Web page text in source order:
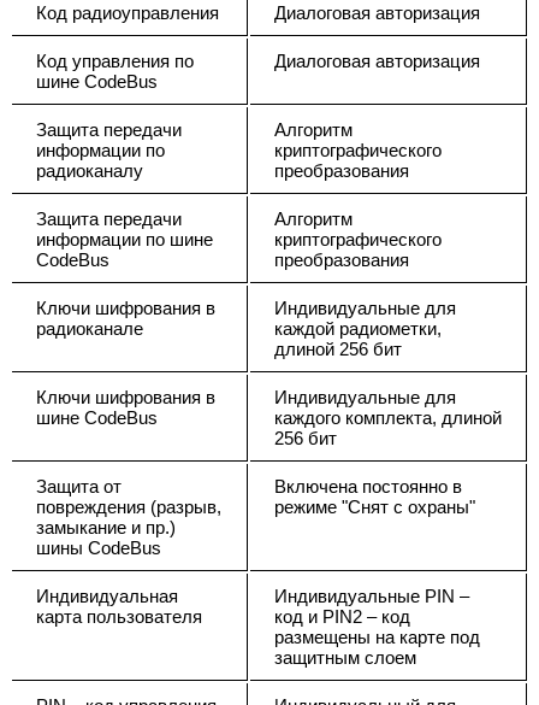
Код радиоуправления Диалоговая авторизация
Код управления по
шине CodeBus
Диалоговая авторизация
Защита передачи
информации по
радиоканалу
Алгоритм
криптографического
преобразования
Защита передачи
информации по шине
CodeBus
Алгоритм
криптографического
преобразования
Ключи шифрования в
радиоканале
Индивидуальные для
каждой радиометки,
длиной 256 бит
Ключи шифрования в
шине CodeBus
Индивидуальные для
каждого комплекта, длиной
256 бит
Защита от
повреждения (разрыв,
замыкание и пр.)
шины CodeBus
Включена постоянно в
режиме "Снят с охраны"
Индивидуальная
карта пользователя
Индивидуальные PIN –
код и PIN2 – код
размещены на карте под
защитным слоем